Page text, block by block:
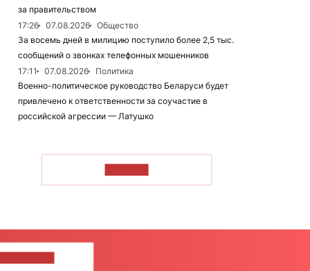
за правительством
17:26
07.08.2026
Общество
За восемь дней в милицию поступило более 2,5 тыс.
сообщений о звонках телефонных мошенников
17:11
07.08.2026
Политика
Военно-политическое руководство Беларуси будет
привлечено к ответственности за соучастие в
российской агрессии — Латушко